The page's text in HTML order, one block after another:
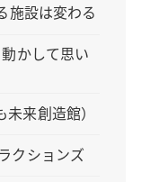
施設は変わる
かして思い
来創造館）
クションズ